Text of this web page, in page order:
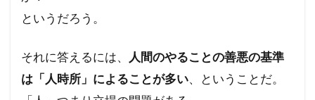
というだろう。
それに答えるには、
人間のやることの善悪の基準
は「人時所」によることが多い、ということだ。